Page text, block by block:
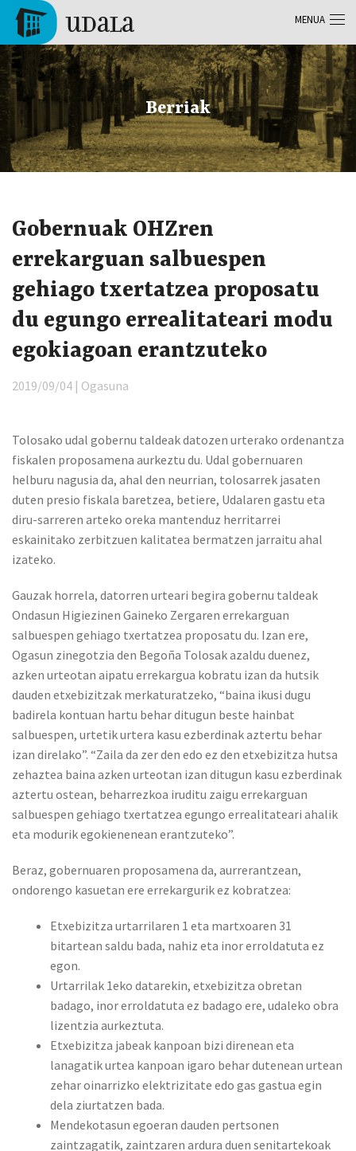
Skip to main content
Tolosa
Berriak
Gobernuak OHZren
errekarguan salbuespen
gehiago txertatzea proposatu
du egungo errealitateari modu
egokiagoan erantzuteko
2019/09/04 | Ogasuna
Tolosako udal gobernu taldeak datozen urterako ordenantza
fiskalen proposamena aurkeztu du. Udal gobernuaren
helburu nagusia da, ahal den neurrian, tolosarrek jasaten
duten presio fiskala baretzea, betiere, Udalaren gastu eta
diru-sarreren arteko oreka mantenduz herritarrei
eskainitako zerbitzuen kalitatea bermatzen jarraitu ahal
izateko.
Gauzak horrela, datorren urteari begira gobernu taldeak
Ondasun Higiezinen Gaineko Zergaren errekarguan
salbuespen gehiago txertatzea proposatu du. Izan ere,
Ogasun zinegotzia den Begoña Tolosak azaldu duenez,
azken urteotan aipatu errekargua kobratu izan da hutsik
dauden etxebizitzak merkaturatzeko, “baina ikusi dugu
badirela kontuan hartu behar ditugun beste hainbat
salbuespen, urtetik urtera kasu ezberdinak aztertu behar
izan direlako”. “Zaila da zer den edo ez den etxebizitza hutsa
zehaztea baina azken urteotan izan ditugun kasu ezberdinak
aztertu ostean, beharrezkoa iruditu zaigu errekarguan
salbuespen gehiago txertatzea egungo errealitateari ahalik
eta modurik egokienenean erantzuteko”.
Beraz, gobernuaren proposamena da, aurrerantzean,
ondorengo kasuetan ere errekargurik ez kobratzea:
Etxebizitza urtarrilaren 1 eta martxoaren 31
bitartean saldu bada, nahiz eta inor erroldatuta ez
egon.
Urtarrilak 1eko datarekin, etxebizitza obretan
badago, inor erroldatuta ez badago ere, udaleko obra
lizentzia aurkeztuta.
Etxebizitza jabeak kanpoan bizi direnean eta
lanagatik urtea kanpoan igaro behar dutenean urtean
zehar oinarrizko elektrizitate edo gas gastua egin
dela ziurtatzen bada.
Mendekotasun egoeran dauden pertsonen
zaintzagatik, zaintzaren ardura duen senitartekoak
MENUA